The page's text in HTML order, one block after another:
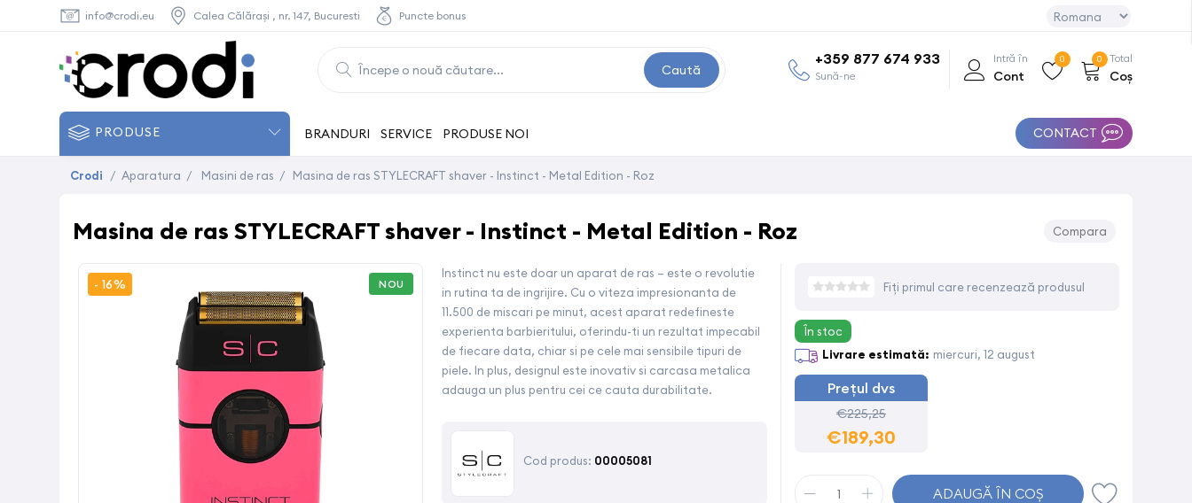
info@crodi.eu Calea Călărași , nr. 147, Bucuresti Puncte bonus
Caută
+359 877 674 933
Sună-ne
Intră în
Cont
0 Total
Coș
0
PRODUSE BRANDURI SERVICE PRODUSE NOI CONTACT
Crodi / Aparatura / Masini de ras / Masina de ras STYLECRAFT shaver - Instinct - Metal Edition - Roz
Masina de ras STYLECRAFT shaver - Instinct - Metal Edition - Roz Compara
- 16% NOU
Instinct nu este doar un aparat de ras – este o revolutie
in rutina ta de ingrijire. Cu o viteza impresionanta de
11.500 de miscari pe minut, acest aparat redefineste
experienta barbieritului, oferindu-ti un rezultat impecabil
de fiecare data, chiar si pe cele mai sensibile tipuri de
piele. In plus, designul este inovativ si carcasa metalica
adauga un plus pentru cei ce cauta durabilitate.
Cod produs: 00005081
Fiți primul care recenzează produsul
În stoc
Livrare estimată: miercuri, 12 august
Prețul dvs
€225,25
€189,30
ADAUGĂ ÎN COȘ